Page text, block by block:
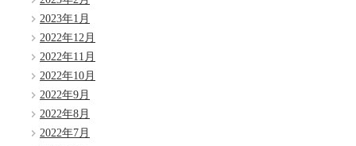
2023年1月
2022年12月
2022年11月
2022年10月
2022年9月
2022年8月
2022年7月